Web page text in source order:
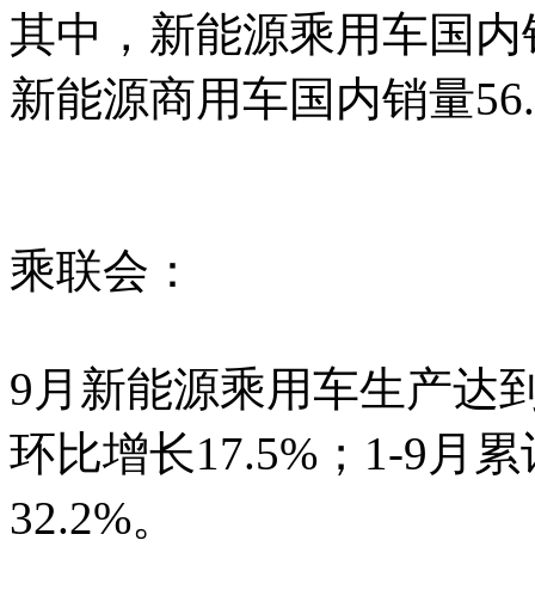
其中，新能源乘用车国
新能源商用车国内销量
乘联会：
9月新能源乘用车生产达
环比增长17.5%；1-9月
32.2%。